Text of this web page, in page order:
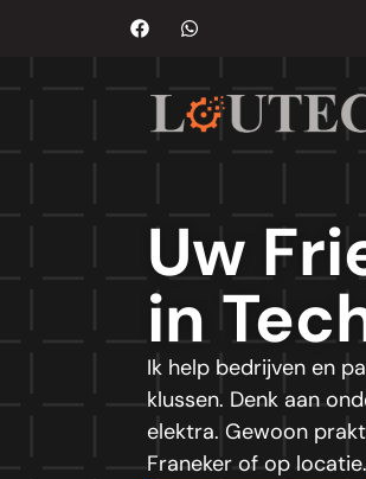
Uw
in
Ik help bedrijven en
klussen. Denk aan
elektra. Gewoon
Franeker of op locatie.